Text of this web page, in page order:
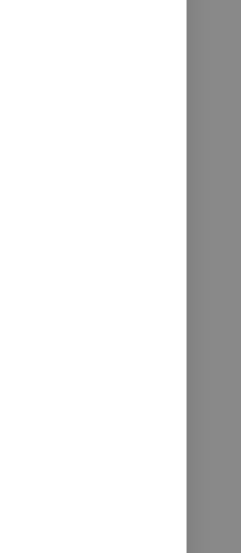
zastosowanie w różnych
magazynowych,
zwrotu towarów,
w czasie
technologii w
kluczowe, aby utrzymać
i zapewnić zadowolenie
i
kompletacji?
liczbę błędów
warto zastosować
skuteczne metody.
które mogą wpłynąć na
kompletacyjnych
pickerów znacznie skraca
się między
co przyspiesza
Poprzez odpowiednie
można efektywnie
według ich popularności.